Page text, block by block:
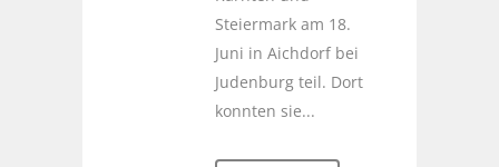
Steiermark am 18.
Juni in Aichdorf bei
Judenburg teil. Dort
konnten sie...